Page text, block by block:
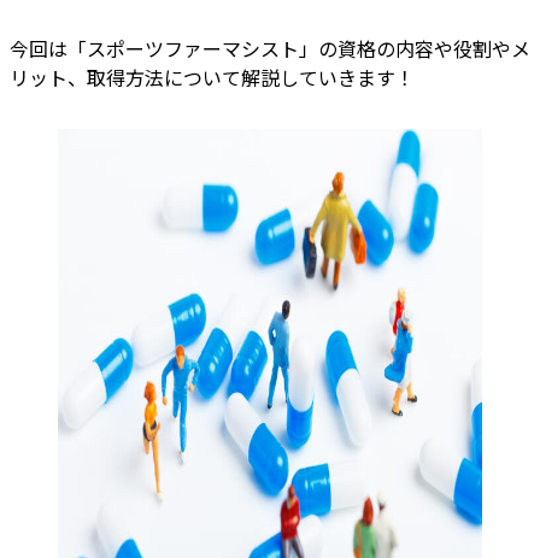
今回は「スポーツファーマシスト」の資格の内容や役割やメ
リット、取得方法について解説していきます！